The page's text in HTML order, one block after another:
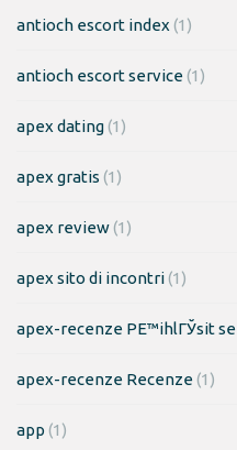
antioch escort index (1)
antioch escort service(1)
apex dating(1)
apex gratis (1)
apex review(1)
apex sito di incontri(1)
apex-recenze PЕ™ihlГЎsit se
apex-recenze Recenze(1)
app (1)